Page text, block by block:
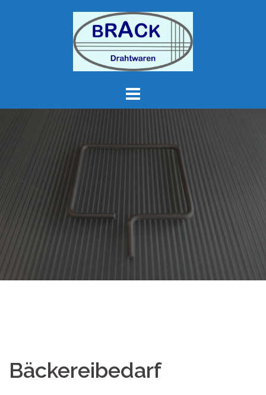
Bäckereibedarf